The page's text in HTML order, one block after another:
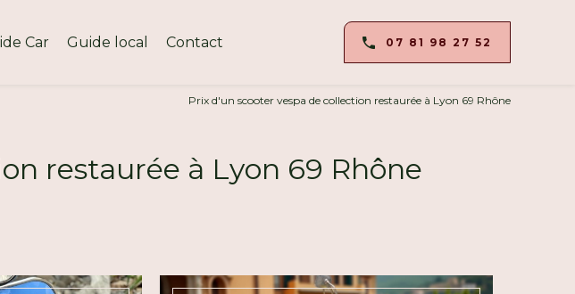
Car Guide local Contact 07 81 98 27 52
Prix d'un scooter vespa de collection restaurée à Lyon 69 Rhône
restaurée à Lyon 69 Rhône